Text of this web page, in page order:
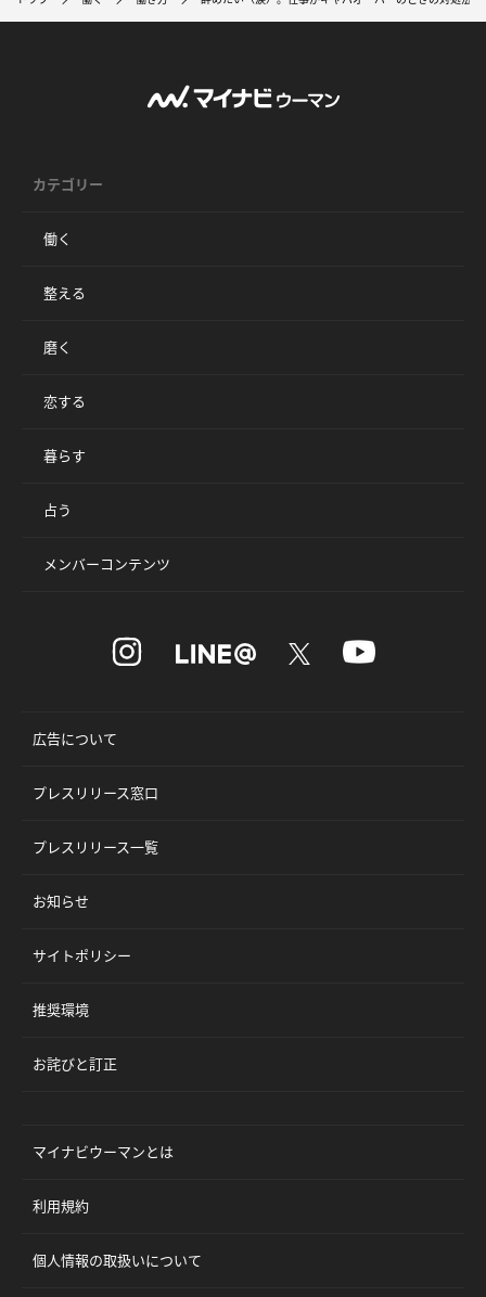
カテゴリー
働く
整える
磨く
恋する
暮らす
占う
メンバーコンテンツ
広告について
プレスリリース窓口
プレスリリース一覧
お知らせ
サイトポリシー
推奨環境
お詫びと訂正
マイナビウーマンとは
利用規約
個人情報の取扱いについて